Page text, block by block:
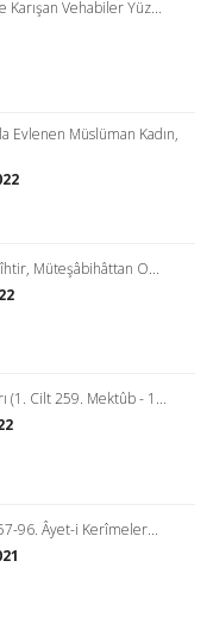
Karışan Vehabiler Yüz...
Evlenen Müslüman Kadın,
Müteşâbihâttan O...
(1. Cilt 259. Mektûb - 1...
96. Âyet-i Kerîmeler...